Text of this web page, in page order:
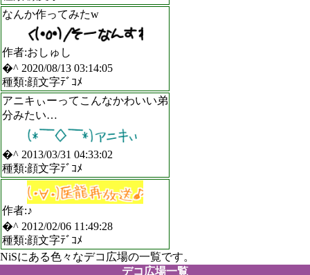
なんか作ってみたw
作者:おしゅし
�^ 2020/08/13 03:14:05
種類:顔文字ﾃﾞｺﾒ
アニキぃーってこんなかわいい弟
分みたい…
�^ 2013/03/31 04:33:02
種類:顔文字ﾃﾞｺﾒ
作者:♪
�^ 2012/02/06 11:49:28
種類:顔文字ﾃﾞｺﾒ
NiSにある色々なデコ広場の一覧です。
デコ広場一覧